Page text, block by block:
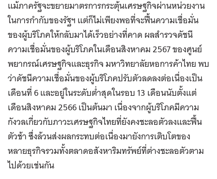
แม้ภาครัฐจะขยายมาตรการกระตุ้นเศรษฐกิจผ่านหน่วยงาน
ในการกำกับของรัฐฯ แต่ก็ไม่เพียงพอที่จะฟื้นความเชื่อมั่น
ของผู้บริโภคให้กลับมาได้เร็วอย่างที่คาด ผลสำรวจดัชนี
ความเชื่อมั่นของผู้บริโภคในเดือนสิงหาคม 2567 ของศูนย์
พยากรณ์เศรษฐกิจและธุรกิจ มหาวิทยาลัยหอการค้าไทย พบ
ว่าดัชนีความเชื่อมั่นของผู้บริโภคปรับตัวลดลงต่อเนื่องเป็น
เดือนที่ 6 และอยู่ในระดับต่ำสุดในรอบ 13 เดือนนับตั้งแต่
เดือนสิงหาคม 2566 เป็นต้นมา เนื่องจากผู้บริโภคมีความ
กังวลเกี่ยวกับภาวะเศรษฐกิจไทยที่ยังคงชะลอตัวลงและฟื้น
ตัวช้า ซึ่งล้วนส่งผลกระทบต่อเนื่องมายังการเติบโตของ
หลายธุรกิจรวมทั้งตลาดอสังหาริมทรัพย์ที่ต่างชะลอตัวตาม
ไปด้วยเช่นกัน